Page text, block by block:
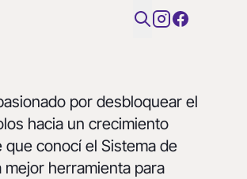
por desbloquear el
hacia un crecimiento
conocí el Sistema de
mejor herramienta para